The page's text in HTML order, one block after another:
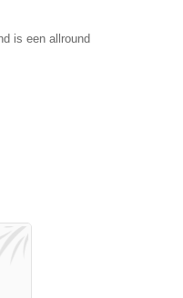
is een allround